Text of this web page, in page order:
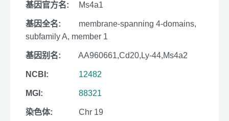
基因官方名: Ms4a1
基因全名:
membrane-spanning 4-domains,
subfamily A, member 1
基因别名: AA960661,Cd20,Ly-44,Ms4a2
NCBI: 12482
MGI: 88321
染色体: Chr 19